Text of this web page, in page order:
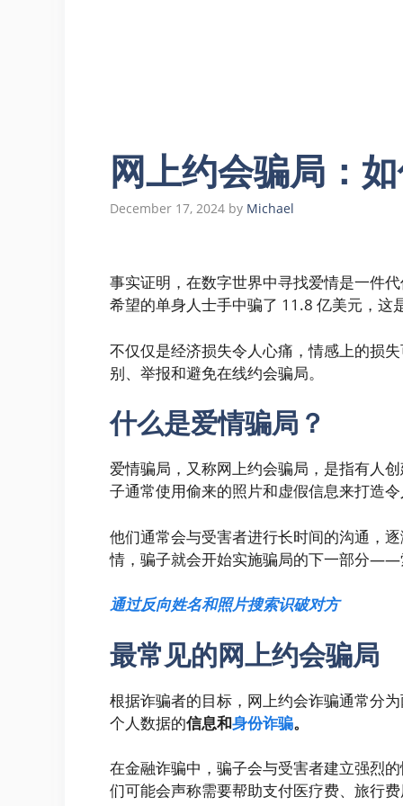
网上约会骗局：
December 17, 2024 by Michael
事实证明，在数字世界中寻找爱情是一件
希望的单身人士手中骗了 11.8 亿美元，
不仅仅是经济损失令人心痛，情感上的损
别、举报和避免在线约会骗局。
什么是爱情骗局？
爱情骗局，又称网上约会骗局，是指有人
子通常使用偷来的照片和虚假信息来打造
他们通常会与受害者进行长时间的沟通，
情，骗子就会开始实施骗局的下一部分
通过反向姓名和照片搜索识破对方
最常见的网上约会骗局
根据诈骗者的目标，网上约会诈骗通常分
个人数据的信息和身份诈骗。
在金融诈骗中，骗子会与受害者建立强烈
们可能会声称需要帮助支付医疗费、旅行